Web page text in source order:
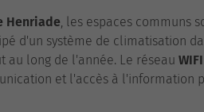
Henriade, les espaces communs
d'un système de climatisation
au long de l'année. Le réseau WIFI
et l'accès à l'information